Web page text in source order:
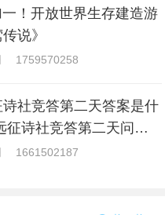
！开放世界生存建造游
说》
1759570258
社竞答第二天答案是什
征诗社竞答第二天问题
1661502187